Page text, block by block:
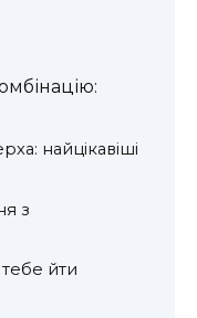
найцікавіші
з
йти